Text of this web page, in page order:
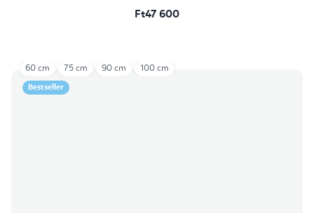
Ft47 600
Bestseller
60 cm 75 cm 90 cm 100 cm